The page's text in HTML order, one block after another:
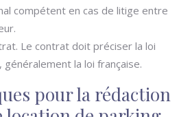
compétent en cas de litige entre
Le contrat doit préciser la loi
généralement la loi française.
pour la rédaction